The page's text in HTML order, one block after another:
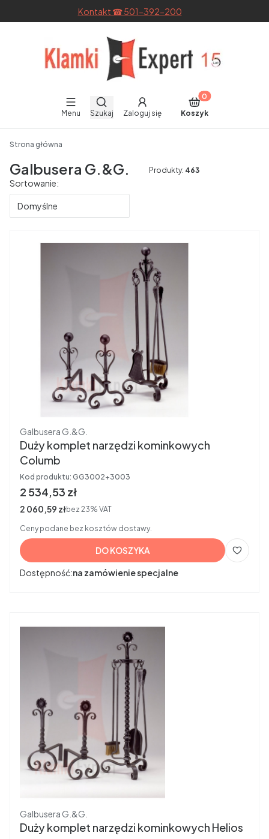
Kontakt ☎ 501-392-200
Menu
Otwórz wyszukiwarkę
Szukaj Zaloguj się
Produkty w
Koszyk
Strona główna
Galbusera G.&G. Produkty: 463
Lista produktów
Sortowanie:
Domyślne
Producent
Galbusera G.&G.
Duży komplet narzędzi kominkowych
Columb
Kod produktu: GG3002+3003
Cena brutto
2 534,53 zł
Cena netto
2 060,59 złbez 23% VAT
Ceny podane bez kosztów dostawy.
DO KOSZYKA
Dostępność:na zamówienie specjalne
Producent
Galbusera G.&G.
Duży komplet narzędzi kominkowych Helios